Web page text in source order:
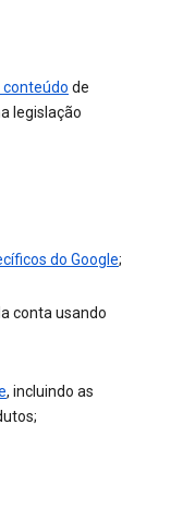
de
legislação
do Google;
conta usando
, incluindo as